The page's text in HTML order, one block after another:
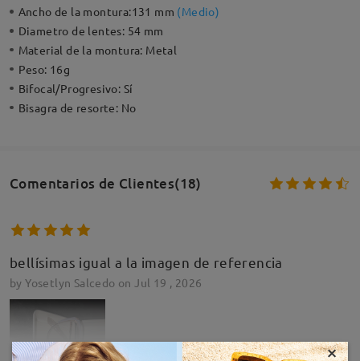
Ancho de la montura:131 mm (Medio)
Diametro de lentes: 54 mm
Material de la montura: Metal
Peso: 16g
Bifocal/Progresivo: Sí
Bisagra de resorte: No
Comentarios de Clientes(18)
bellísimas igual a la imagen de referencia
by Yosetlyn Salcedo on Jul 19 , 2026
×